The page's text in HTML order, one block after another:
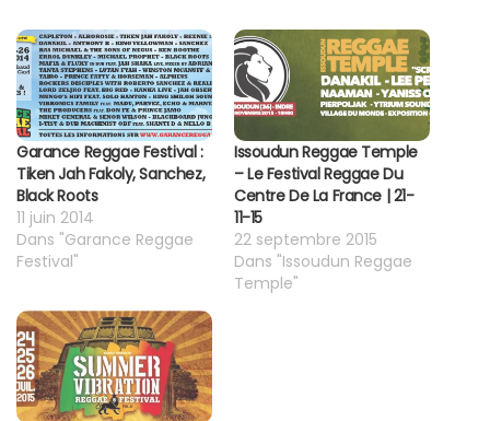
Garance Reggae Festival :
Tiken Jah Fakoly, Sanchez,
Black Roots
11 juin 2014
Dans "Garance Reggae
Festival"
Issoudun Reggae Temple
– Le Festival Reggae Du
Centre De La France | 21-
11-15
22 septembre 2015
Dans "Issoudun Reggae
Temple"